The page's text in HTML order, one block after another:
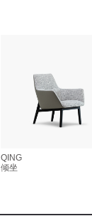
QING
倾坐